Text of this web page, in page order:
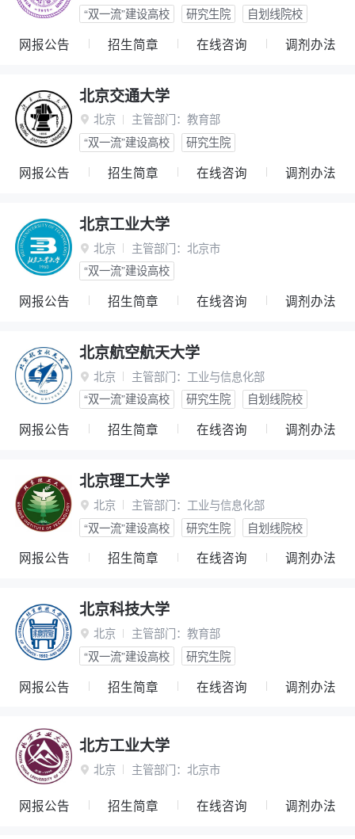
“双一流”建设高校
研究生院 自划线院校
网报公告 招生简章 在线咨询 调剂办法
北京交通大学
 北京 主管部门： 教育部
“双一流”建设高校
研究生院
网报公告 招生简章 在线咨询 调剂办法
北京工业大学
 北京 主管部门： 北京市
“双一流”建设高校
网报公告 招生简章 在线咨询 调剂办法
北京航空航天大学
 北京 主管部门： 工业与信息化部
“双一流”建设高校
研究生院 自划线院校
网报公告 招生简章 在线咨询 调剂办法
北京理工大学
 北京 主管部门： 工业与信息化部
“双一流”建设高校
研究生院 自划线院校
网报公告 招生简章 在线咨询 调剂办法
北京科技大学
 北京 主管部门： 教育部
“双一流”建设高校
研究生院
网报公告 招生简章 在线咨询 调剂办法
北方工业大学
 北京 主管部门： 北京市
网报公告 招生简章 在线咨询 调剂办法